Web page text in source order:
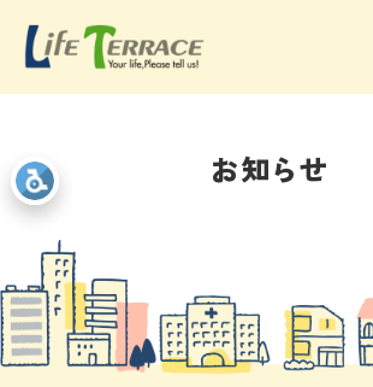
お知らせ